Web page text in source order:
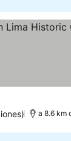
a 8.6 km